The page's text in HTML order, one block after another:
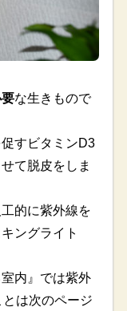
な生きもので
すビタミンD3
て脱皮をしま
的に紫外線を
ングライト
内』では紫外
は次のページ